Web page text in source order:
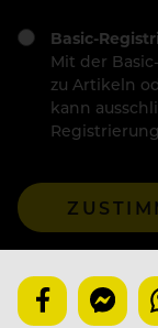
Basic-
Mit der
zu Artikeln
kann